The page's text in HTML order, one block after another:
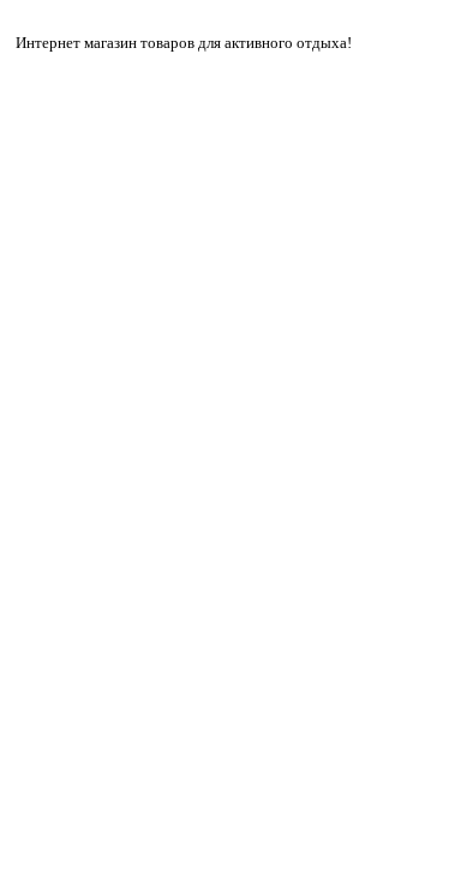
Интернет магазин товаров для активного отдыха!